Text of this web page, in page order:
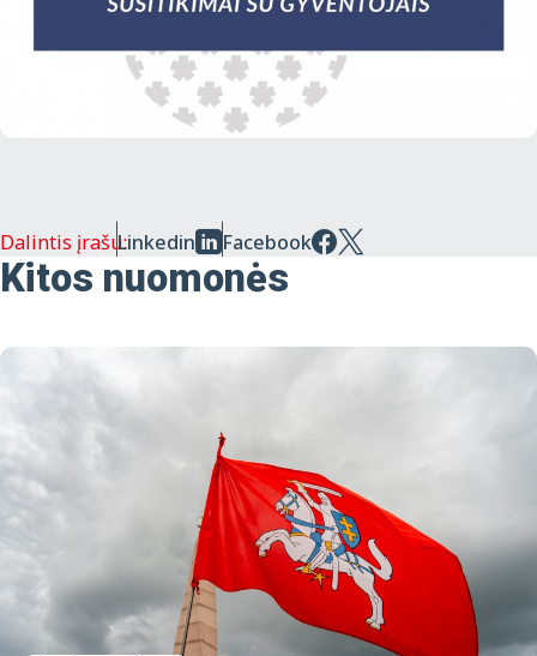
Dalintis įrašu:Linkedin Facebook
Kitos nuomonės